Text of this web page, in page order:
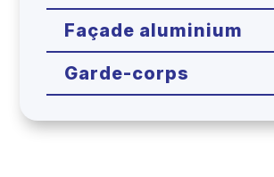
Façade aluminium
Garde-corps